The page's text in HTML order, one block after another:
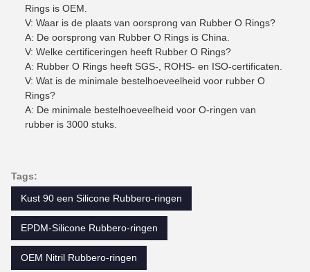
Rings is OEM.
V: Waar is de plaats van oorsprong van Rubber O Rings?
A: De oorsprong van Rubber O Rings is China.
V: Welke certificeringen heeft Rubber O Rings?
A: Rubber O Rings heeft SGS-, ROHS- en ISO-certificaten.
V: Wat is de minimale bestelhoeveelheid voor rubber O
Rings?
A: De minimale bestelhoeveelheid voor O-ringen van
rubber is 3000 stuks.
Tags:
Kust 90 een Silicone Rubbero-ringen
EPDM-Silicone Rubbero-ringen
OEM Nitril Rubbero-ringen